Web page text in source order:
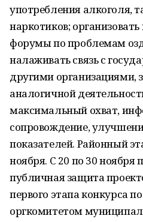
употребления алкоголя,
наркотиков;
форумы по проблемам
налаживать связь с
другими
аналогичной
максимальный охват,
сопровождение,
показателей. Районный
ноября. С 20 по 30 ноября
публичная защита
первого этапа конкурса
оргкомитетом